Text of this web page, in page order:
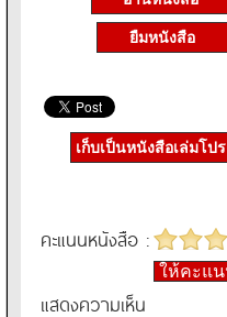
ยืมหนังสือ
เก็บเป็นหนังสือเล่มโป
คะแนนหนังสือ :
ให้คะแ
แสดงความเห็น